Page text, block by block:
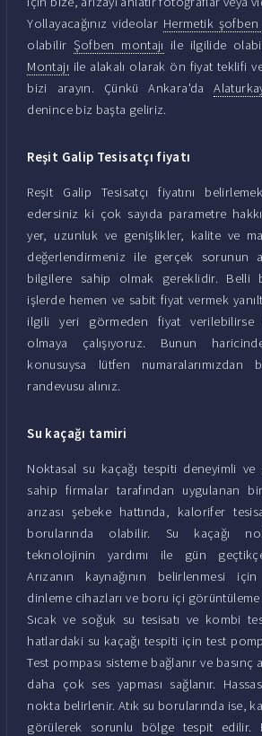
Yollayacağınız videolar Hermetik şofben
olabilir Şofben montajı ile ilgilide
Montajı ile alakalı olarak ön fiyat teklifi
bizi arayın. Çünkü Ankara'da
denince biz başta geliriz.
Reşit Galip Tesisatçı fiyatı
Reşit Galip Tesisatçı fiyatını
edersiniz ki çok sayıda parametre
yer, uzunluk ve genişlikler, kalite ve
değerlendirmeniz ile gerçek sorunun
bilgilere sahip olmak gereklidir. Belli
işlerde hemen ve sabit fiyat vermek
ilgili yeri görmeden fiyat verilebilirse
olmaya çalışıyoruz. Bunun
konusuysa lütfen numaralarımızdan
randevusu alınız.
Su kaçağı tamiri
Noktasal su kaçağı tespiti deneyimli ve
sahip firmalar tarafından uygulanan
arızası şebeke hattında, kalorifer
borularında olabilir. Su kaçağı
teknolojinin yardımı ile gün geçtikçe
Arızanın kaynağının belirlenmesi
dinleme cihazları ve boru içi görüntüleme
Sıcak ve soğuk su tesisatı ve kombi
hatlardaki su kaçağı tespiti için test
Test pompası sisteme bağlanır ve basınç
daha çok ses yapması sağlanır.
nokta belirlenir. Atık su borularında ise,
görülerek sorunlu bölge tespit edilir.